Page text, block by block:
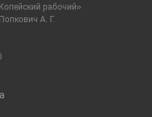
рабочий»
А. Г.